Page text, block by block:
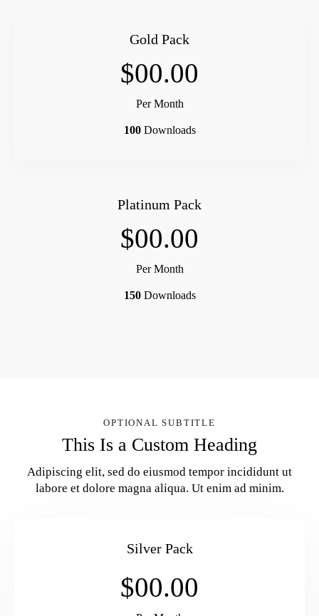
Gold Pack
$00.00
Per Month
100Downloads
Platinum Pack
$00.00
Per Month
150Downloads
OPTIONAL SUBTITLE
This Is a Custom Heading
Adipiscing elit, sed do eiusmod tempor incididunt ut
labore et dolore magna aliqua. Ut enim ad minim.
Silver Pack
$00.00